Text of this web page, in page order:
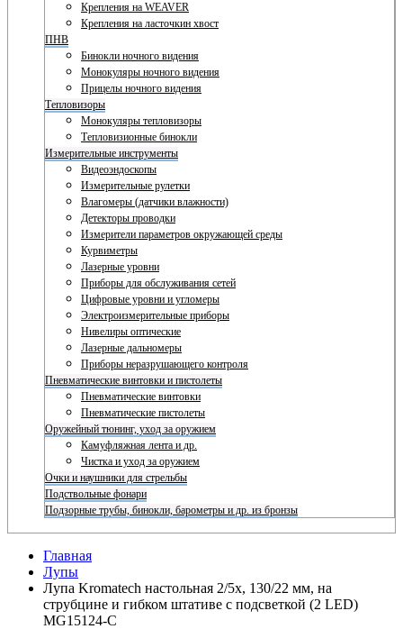
Крепления на WEAVER
Крепления на ласточкин хвост
ПНВ
Бинокли ночного видения
Монокуляры ночного видения
Прицелы ночного видения
Тепловизоры
Монокуляры тепловизоры
Тепловизионные бинокли
Измерительные инструменты
Видеоэндоскопы
Измерительные рулетки
Влагомеры (датчики влажности)
Детекторы проводки
Измерители параметров окружающей среды
Курвиметры
Лазерные уровни
Приборы для обслуживания сетей
Цифровые уровни и угломеры
Электроизмерительные приборы
Нивелиры оптические
Лазерные дальномеры
Приборы неразрушающего контроля
Пневматические винтовки и пистолеты
Пневматические винтовки
Пневматические пистолеты
Оружейный тюнинг, уход за оружием
Камуфляжная лента и др.
Чистка и уход за оружием
Очки и наушники для стрельбы
Подствольные фонари
Подзорные трубы, бинокли, барометры и др. из бронзы
Главная
Лупы
Лупа Kromatech настольная 2/5x, 130/22 мм, на
струбцине и гибком штативе с подсветкой (2 LED)
MG15124-C